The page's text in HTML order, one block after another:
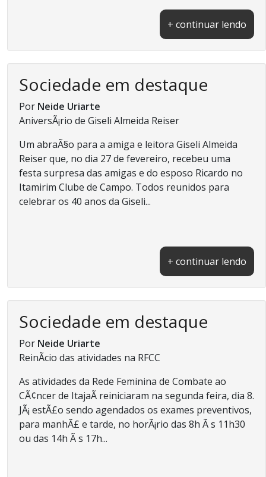
+ continuar lendo
Sociedade em destaque
Por Neide Uriarte
AniversÃ¡rio de Giseli Almeida Reiser
Um abraÃ§o para a amiga e leitora Giseli Almeida
Reiser que, no dia 27 de fevereiro, recebeu uma
festa surpresa das amigas e do esposo Ricardo no
Itamirim Clube de Campo. Todos reunidos para
celebrar os 40 anos da Giseli...
+ continuar lendo
Sociedade em destaque
Por Neide Uriarte
ReinÃ­cio das atividades na RFCC
As atividades da Rede Feminina de Combate ao
CÃ¢ncer de ItajaÃ­ reiniciaram na segunda feira, dia 8.
JÃ¡ estÃ£o sendo agendados os exames preventivos,
para manhÃ£ e tarde, no horÃ¡rio das 8h Ã s 11h30
ou das 14h Ã s 17h...